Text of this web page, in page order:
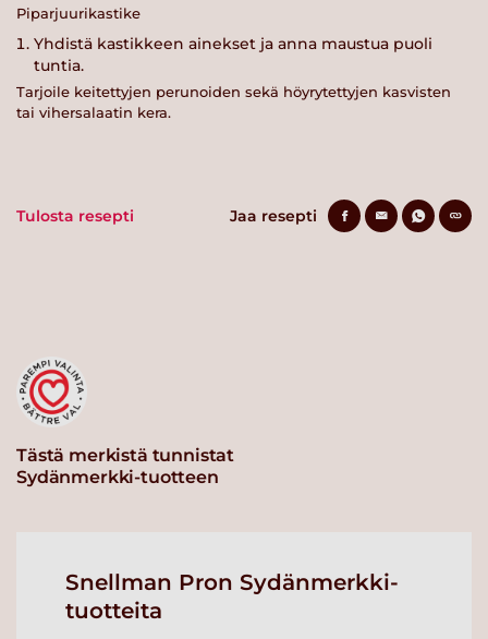
Piparjuurikastike
Yhdistä kastikkeen ainekset ja anna maustua puoli
tuntia.
Tarjoile keitettyjen perunoiden sekä höyrytettyjen kasvisten
tai vihersalaatin kera.
Tulosta resepti Jaa resepti
Tästä merkistä tunnistat
Sydänmerkki-tuotteen
Snellman Pron Sydänmerkki-
tuotteita